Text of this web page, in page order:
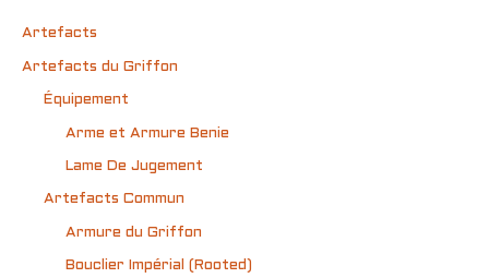
Artefacts
Artefacts du Griffon
Équipement
Arme et Armure Benie
Lame De Jugement
Artefacts Commun
Armure du Griffon
Bouclier Impérial (Rooted)